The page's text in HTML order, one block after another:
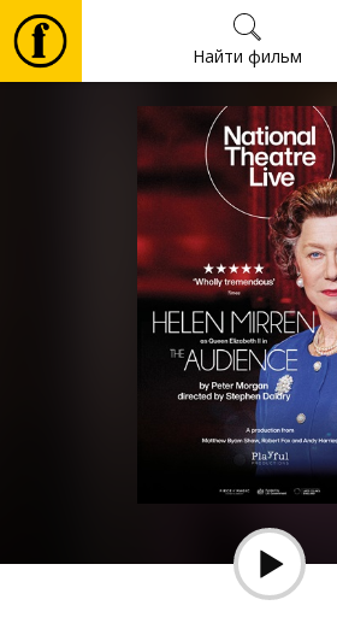
Найти фильм
Фильмы
Культура
Мероприятия